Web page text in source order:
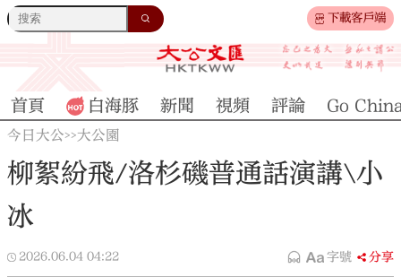
下載客戶端
首頁 白海豚 新聞 視頻 評論 Go
今日大公>>大公園
柳絮紛飛/洛杉磯普通話演講\小
冰
2026.06.04 04:22 字號 分享